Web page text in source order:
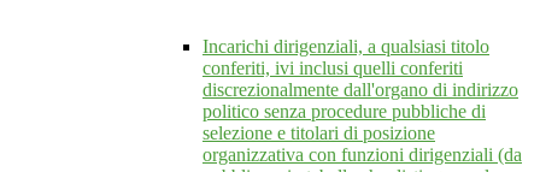
Incarichi dirigenziali, a qualsiasi titolo
conferiti, ivi inclusi quelli conferiti
discrezionalmente dall'organo di indirizzo
politico senza procedure pubbliche di
selezione e titolari di posizione
organizzativa con funzioni dirigenziali (da